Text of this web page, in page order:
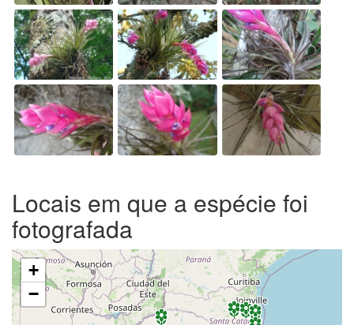
Locais em que a espécie foi
fotografada
+
−